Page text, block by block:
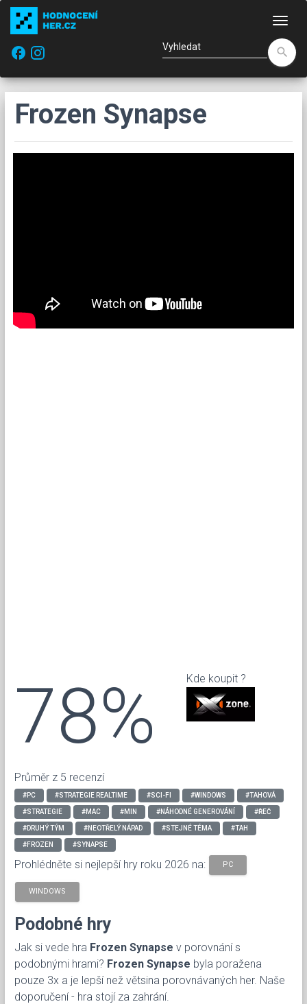
facebook
search
Frozen Synapse
78%
Průměr z 5 recenzí
Kde koupit ?
#PC #STRATEGIE REALTIME #SCI-FI #WINDOWS #TAHOVÁ
#STRATEGIE #MAC #MIN #NÁHODNÉ GENEROVÁNÍ #ŘEČ
#DRUHÝ TÝM #NEOTŘELÝ NÁPAD #STEJNÉ TÉMA #TAH
#FROZEN #SYNAPSE
Prohlédněte si nejlepší hry roku 2026 na: PC
WINDOWS
Podobné hry
Jak si vede hra Frozen Synapse v porovnání s
podobnými hrami? Frozen Synapse byla poražena
pouze 3x a je lepší než větsina porovnávaných her. Naše
doporučení - hra stojí za zahrání.